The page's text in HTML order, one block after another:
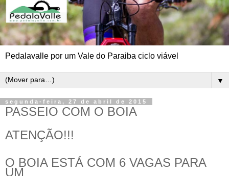
Pedalavalle por um Vale do Paraiba ciclo viável
▼
segunda-feira, 27 de abril de 2015
PASSEIO COM O BOIA
ATENÇÃO!!!
O BOIA ESTÁ COM 6 VAGAS PARA
UM